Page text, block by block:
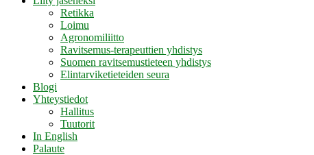
Retikka
Loimu
Agronomiliitto
Ravitsemus-terapeuttien yhdistys
Suomen ravitsemustieteen yhdistys
Elintarviketieteiden seura
Blogi
Yhteystiedot
Hallitus
Tuutorit
In English
Palaute